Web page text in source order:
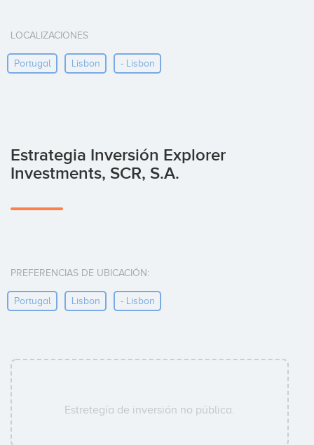
LOCALIZACIONES
Portugal Lisbon - Lisbon
Estrategia Inversión Explorer
Investments, SCR, S.A.
PREFERENCIAS DE UBICACIÓN:
Portugal Lisbon - Lisbon
Estretegía de inversión no pública.